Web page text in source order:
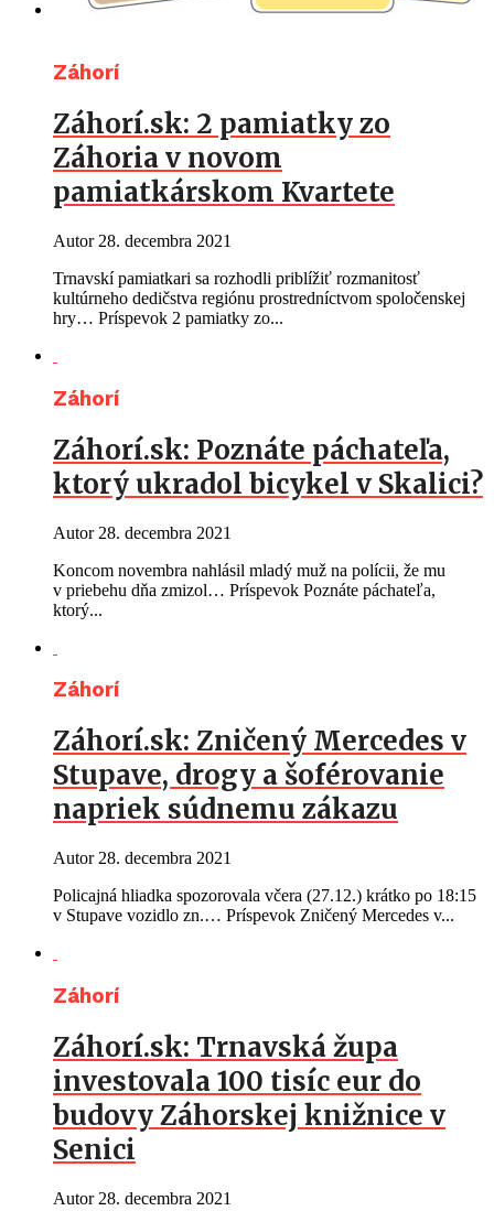
Záhorí
Záhorí.sk: 2 pamiatky zo
Záhoria v novom
pamiatkárskom Kvartete
Autor 28. decembra 2021
Trnavskí pamiatkari sa rozhodli priblížiť rozmanitosť
kultúrneho dedičstva regiónu prostredníctvom spoločenskej
hry… Príspevok 2 pamiatky zo...
Záhorí
Záhorí.sk: Poznáte páchateľa,
ktorý ukradol bicykel v Skalici?
Autor 28. decembra 2021
Koncom novembra nahlásil mladý muž na polícii, že mu
v priebehu dňa zmizol… Príspevok Poznáte páchateľa,
ktorý...
Záhorí
Záhorí.sk: Zničený Mercedes v
Stupave, drogy a šoférovanie
napriek súdnemu zákazu
Autor 28. decembra 2021
Policajná hliadka spozorovala včera (27.12.) krátko po 18:15
v Stupave vozidlo zn.… Príspevok Zničený Mercedes v...
Záhorí
Záhorí.sk: Trnavská župa
investovala 100 tisíc eur do
budovy Záhorskej knižnice v
Senici
Autor 28. decembra 2021